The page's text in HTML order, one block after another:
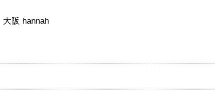
大阪 hannah